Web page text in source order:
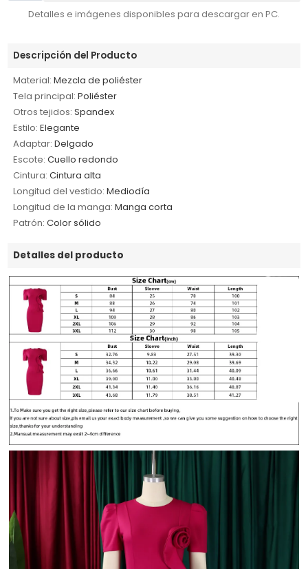
Detalles e imágenes disponibles para descargar en PC.
Descripción del Producto
Material: Mezcla de poliéster
Tela principal: Poliéster
Otros tejidos: Spandex
Estilo: Elegante
Adaptar: Delgado
Escote: Cuello redondo
Cintura: Cintura alta
Longitud del vestido: Mediodía
Longitud de la manga: Manga corta
Patrón: Color sólido
Detalles del producto